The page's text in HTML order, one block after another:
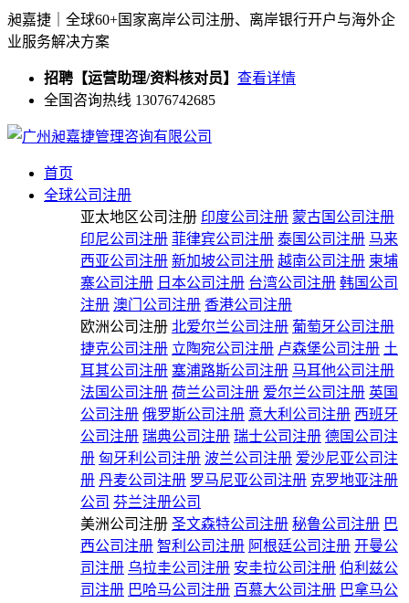
昶嘉捷｜全球60+国家离岸公司注册、离岸银行开户与海外企
业服务解决方案
招聘【运营助理/资料核对员】 查看详情
全国咨询热线 13076742685
首页
全球公司注册
亚太地区公司注册 印度公司注册 蒙古国公司注册
印尼公司注册 菲律宾公司注册 泰国公司注册 马来
西亚公司注册 新加坡公司注册 越南公司注册 柬埔
寨公司注册 日本公司注册 台湾公司注册 韩国公司
注册 澳门公司注册 香港公司注册
欧洲公司注册 北爱尔兰公司注册 葡萄牙公司注册
捷克公司注册 立陶宛公司注册 卢森堡公司注册 土
耳其公司注册 塞浦路斯公司注册 马耳他公司注册
法国公司注册 荷兰公司注册 爱尔兰公司注册 英国
公司注册 俄罗斯公司注册 意大利公司注册 西班牙
公司注册 瑞典公司注册 瑞士公司注册 德国公司注
册 匈牙利公司注册 波兰公司注册 爱沙尼亚公司注
册 丹麦公司注册 罗马尼亚公司注册 克罗地亚注册
公司 芬兰注册公司
美洲公司注册 圣文森特公司注册 秘鲁公司注册 巴
西公司注册 智利公司注册 阿根廷公司注册 开曼公
司注册 乌拉圭公司注册 安圭拉公司注册 伯利兹公
司注册 巴哈马公司注册 百慕大公司注册 巴拿马公